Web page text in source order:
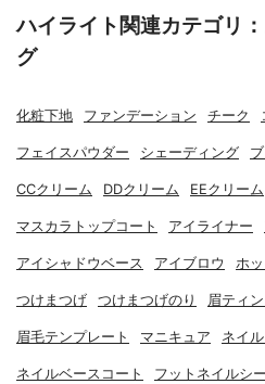
ハイライト関連カテゴリ
グ
化粧下地 ファンデーション チーク
フェイスパウダー シェーディング
CCクリーム DDクリーム EEクリーム
マスカラトップコート アイライナー
アイシャドウベース アイブロウ ホ
つけまつげ つけまつげのり 眉ティン
眉毛テンプレート マニキュア ネイ
ネイルベースコート フットネイルシ